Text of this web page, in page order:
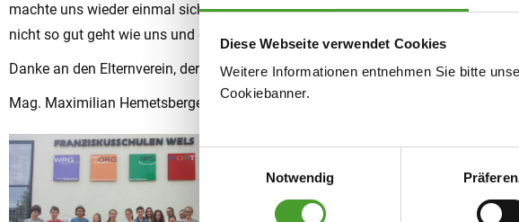
Diese Webseite verwendet Cookies
Weitere Informationen entnehmen Sie bitte
Cookiebanner.
Notwendig
machte uns wieder einmal sichtbar, dass Lebensmittel wertvoll sind und nicht
nicht so gut geht wie uns und die sich darüber freuen, wenn wir ihnen etwas von
Danke an den Elternverein, der uns das Chili und das Brot zur Verfügung stellte
Mag. Maximilian Hemetsberger